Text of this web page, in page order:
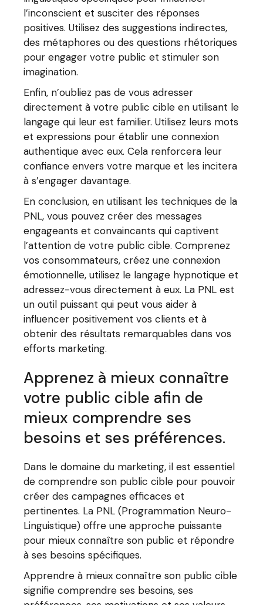
l’inconscient et susciter des réponses
positives. Utilisez des suggestions indirectes,
des métaphores ou des questions rhétoriques
pour engager votre public et stimuler son
imagination.
Enfin, n’oubliez pas de vous adresser
directement à votre public cible en utilisant le
langage qui leur est familier. Utilisez leurs mots
et expressions pour établir une connexion
authentique avec eux. Cela renforcera leur
confiance envers votre marque et les incitera
à s’engager davantage.
En conclusion, en utilisant les techniques de la
PNL, vous pouvez créer des messages
engageants et convaincants qui captivent
l’attention de votre public cible. Comprenez
vos consommateurs, créez une connexion
émotionnelle, utilisez le langage hypnotique et
adressez-vous directement à eux. La PNL est
un outil puissant qui peut vous aider à
influencer positivement vos clients et à
obtenir des résultats remarquables dans vos
efforts marketing.
Apprenez à mieux connaître
votre public cible afin de
mieux comprendre ses
besoins et ses préférences.
Dans le domaine du marketing, il est essentiel
de comprendre son public cible pour pouvoir
créer des campagnes efficaces et
pertinentes. La PNL (Programmation Neuro-
Linguistique) offre une approche puissante
pour mieux connaître son public et répondre
à ses besoins spécifiques.
Apprendre à mieux connaître son public cible
signifie comprendre ses besoins, ses